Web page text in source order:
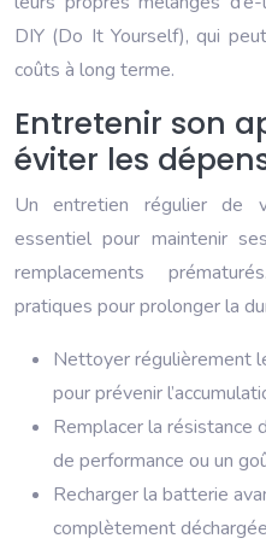
DIY (Do It Yourself), qui
coûts à long terme.
Entretenir son
éviter les
Un entretien régulier de
essentiel pour maintenir
remplacements
pratiques pour prolonger la
Nettoyer régulièrement
pour prévenir
Remplacer la résistance
de performance ou un
Recharger la batterie
complètement